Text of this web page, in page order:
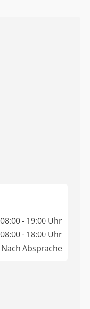
08:00 - 19:00 Uhr
08:00 - 18:00 Uhr
Nach Absprache